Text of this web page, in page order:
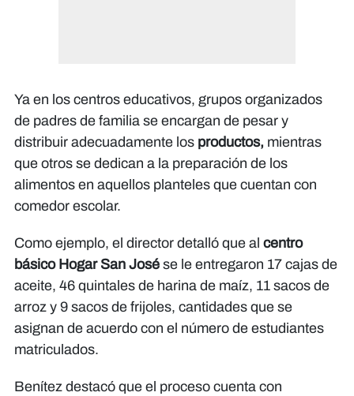
Ya en los centros educativos, grupos organizados
de padres de familia se encargan de pesar y
distribuir adecuadamente los productos, mientras
que otros se dedican a la preparación de los
alimentos en aquellos planteles que cuentan con
comedor escolar.
Como ejemplo, el director detalló que al centro
básico Hogar San José se le entregaron 17 cajas de
aceite, 46 quintales de harina de maíz, 11 sacos de
arroz y 9 sacos de frijoles, cantidades que se
asignan de acuerdo con el número de estudiantes
matriculados.
Benítez destacó que el proceso cuenta con